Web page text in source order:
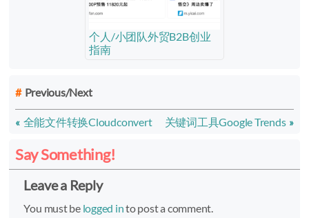
个人/小团队外贸B2B创业
指南
Previous/Next
全能文件转换Cloudconvert 关键词工具Google Trends
Say Something!
Leave a Reply
You must be logged into post a comment.